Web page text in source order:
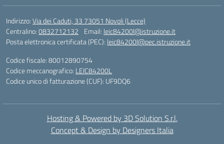
Indirizzo:Via dei Caduti, 33 73051 Novoli (Lecce)
Centralino:0832712132 Email: leic84200l@istruzione.it
Posta elettronica certificata (PEC): leic84200l@pec.istruzione.it
Codice fiscale: 80012890754
Codice meccanografico: LEIC84200L
Codice unico di fatturazione (CUF): UF9DQ6
Hosting & Powered by 3D Solution S.r.l.
Concept & Design by Designers Italia